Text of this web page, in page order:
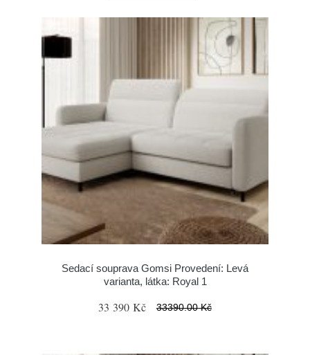
Sedací souprava Gomsi Provedení: Levá
varianta, látka: Royal 1
33 390 Kč 33390.00 Kč